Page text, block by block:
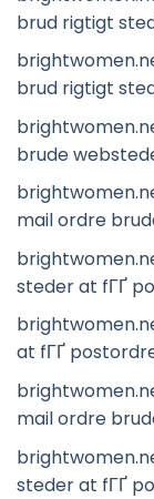
brud rigtigt
brud rigtigt
brude
mail ordre
steder at fГҐ
at fГҐ
mail ordre
steder at fГҐ